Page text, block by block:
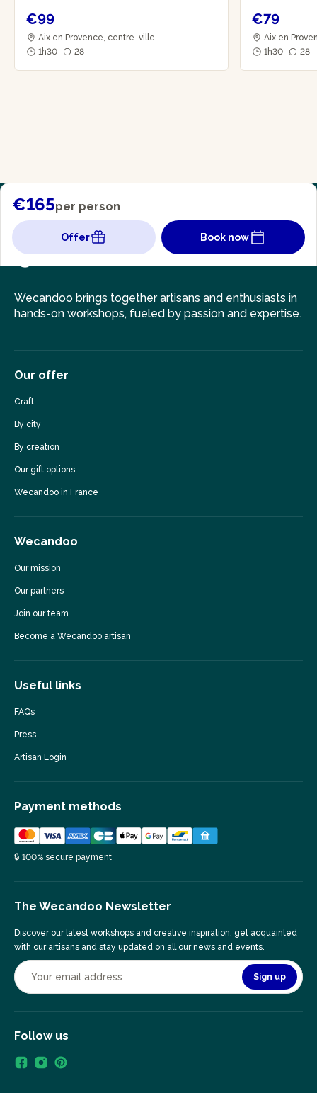
€99
Aix en Provence, centre-ville
1h30
28
€79
Aix en
1h30
28
€165per person
Offer Book now
Wecandoo brings together artisans and enthusiasts in
hands-on workshops, fueled by passion and expertise.
Our offer
Craft
By city
By creation
Our gift options
Wecandoo in France
Wecandoo
Our mission
Our partners
Join our team
Become a Wecandoo artisan
Useful links
FAQs
Press
Artisan Login
Payment methods
🔒 100% secure payment
The Wecandoo Newsletter
Discover our latest workshops and creative inspiration, get acquainted
with our artisans and stay updated on all our news and events.
Sign up
Follow us